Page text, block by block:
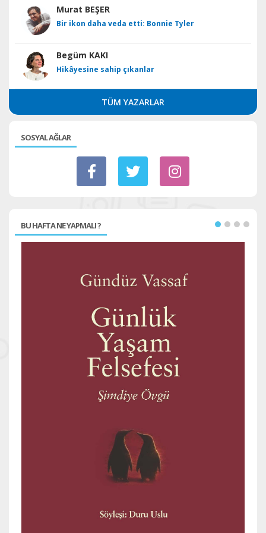
Murat BEŞER
Bir ikon daha veda etti: Bonnie Tyler
Begüm KAKI
Hikâyesine sahip çıkanlar
TÜM YAZARLAR
SOSYAL AĞLAR
BU HAFTA NE YAPMALI ?